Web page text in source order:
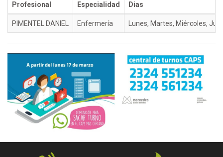
Profesional Especialidad Dias
PIMENTEL DANIEL Enfermería Lunes, Martes, Miércoles,